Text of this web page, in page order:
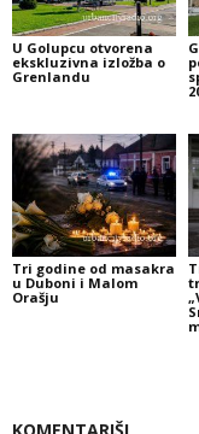
U Golupcu otvorena
ekskluzivna izložba o
Grenlandu
Tri godine od masakra
u Duboni i Malom
Orašju
KOMENTARIŠI